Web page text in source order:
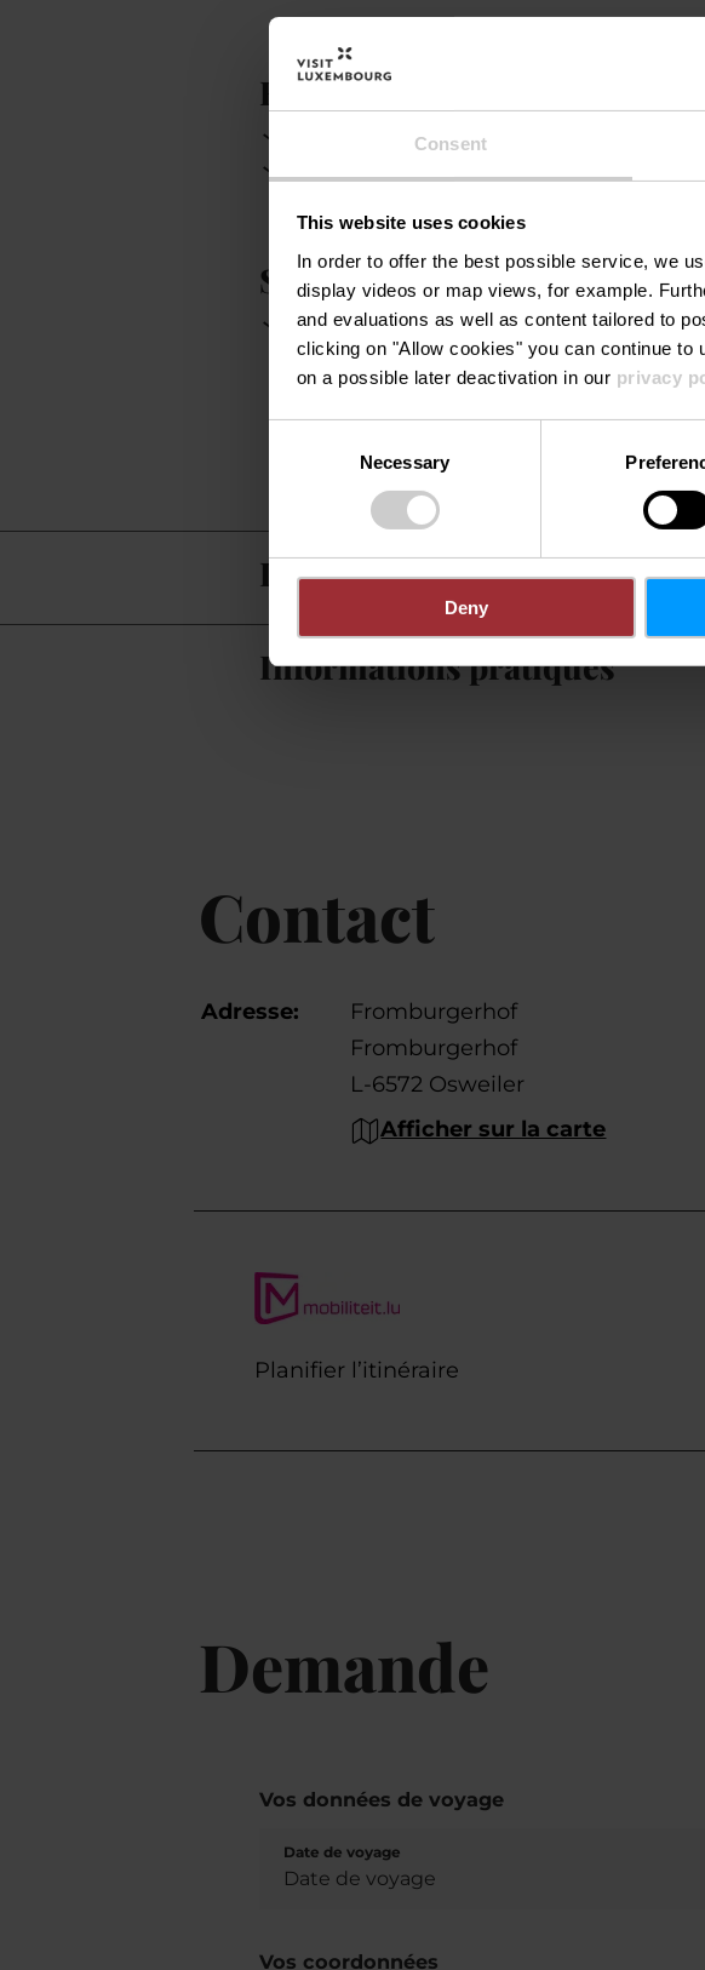
Consent
This website uses cookies
In order to offer the best possible service, we
display videos or map views, for example.
and evaluations as well as content tailored to
clicking on "Allow cookies" you can continue to
on a possible later deactivation in our privacy
Necessary
Deny
Equipements et extras
Balcon / terrasse
Services
WiFi Chauffage inclus
Infos Auberges de jeunesse
Informations pratiques
Contact
Adresse:
Fromburgerhof
Fromburgerhof
L-6572 Osweiler
Afficher sur la carte
Planifier l’itinéraire
Demande
Vos données de voyage
Date de voyage
Vos coordonnées